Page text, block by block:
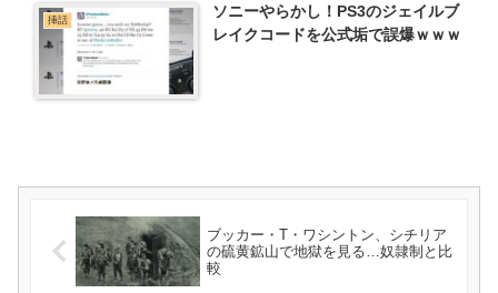
挿話
ソニーやらかし！PS3のジェイルブ
レイクコードを公式垢で誤爆ｗｗｗ
ブッカー・T・ワシントン、シチリア
の硫黄鉱山で地獄を見る…奴隷制と比
較